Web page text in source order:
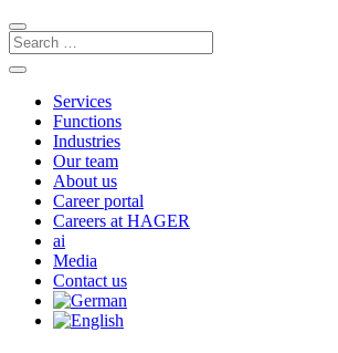
Services
Functions
Industries
Our team
About us
Career portal
Careers at HAGER
ai
Media
Contact us